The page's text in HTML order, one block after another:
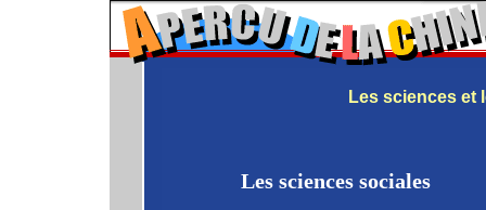
Les sciences et
Les sciences sociales